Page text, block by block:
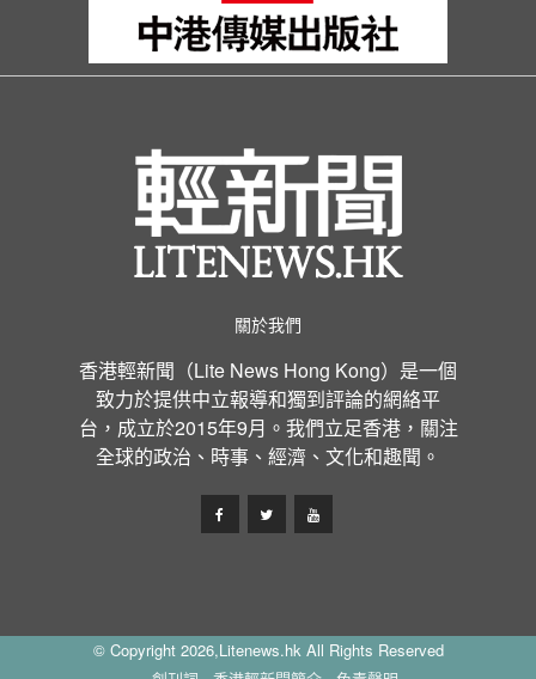
關於我們
香港輕新聞（Lite News Hong Kong）是一個
致力於提供中立報導和獨到評論的網絡平
台，成立於2015年9月。我們立足香港，關注
全球的政治、時事、經濟、文化和趣聞。
© Copyright 2026,Litenews.hk All Rights Reserved